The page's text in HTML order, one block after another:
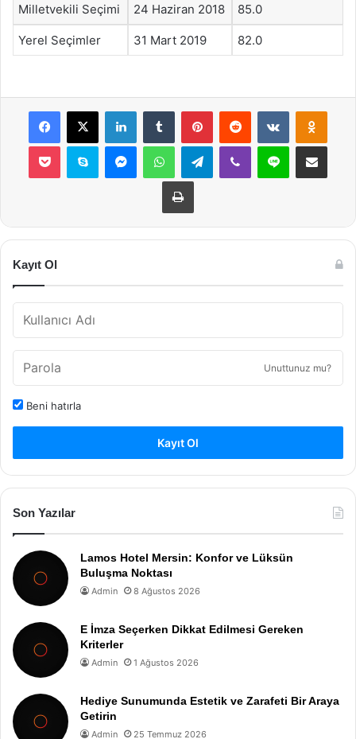
Milletvekili Seçimi 24 Haziran 2018 85.0
Yerel Seçimler 31 Mart 2019 82.0
Facebook
X LinkedInTumblr PinterestReddit VKontakte
Pocket Skype MessengerWhatsAppTelegramViber Line E-Posta ile
Yazdır
Kayıt Ol
Unuttunuz mu?
Beni hatırla
Kayıt Ol
Son Yazılar
Lamos Hotel Mersin: Konfor ve Lüksün
Buluşma Noktası
Admin 8 Ağustos 2026
E İmza Seçerken Dikkat Edilmesi Gereken
Kriterler
Admin 1 Ağustos 2026
Hediye Sunumunda Estetik ve Zarafeti Bir Araya
Getirin
Admin 25 Temmuz 2026